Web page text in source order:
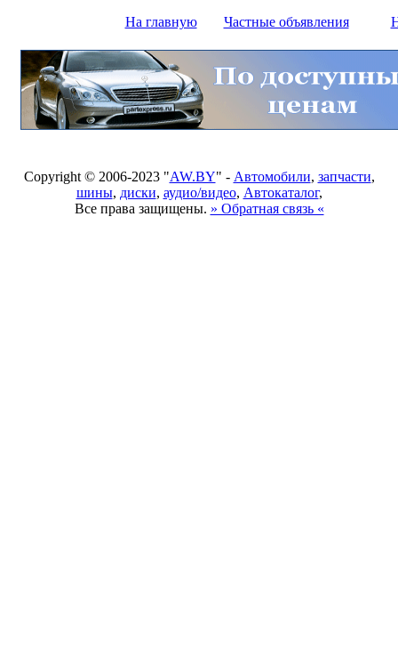
На главную Частные объявления
Copyright © 2006-2023 "AW.BY" - Автомобили, запчасти,
шины, диски, аудио/видео, Автокаталог,
Все права защищены. » Обратная связь «